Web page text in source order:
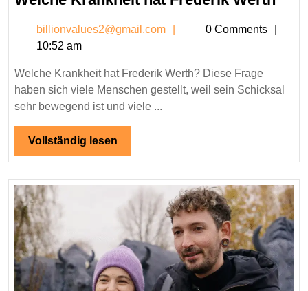
2025
hat
billionvalues2@gmail.com
0 Comments
10:52 am
Welche Krankheit hat Frederik Werth? Diese Frage
haben sich viele Menschen gestellt, weil sein Schicksal
sehr bewegend ist und viele ...
Vollständig lesen
lesen